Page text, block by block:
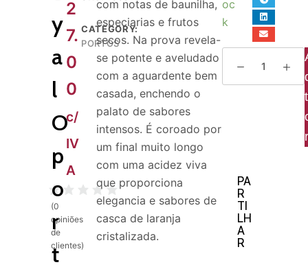
(0
opiniões
de
clientes)
y
a
l
O
p
o
r
t
2
7.
0
0
c/
IV
A
CATEGORY:
PORTOS
com notas de baunilha,
especiarias e frutos
secos. Na prova revela-
se potente e aveludado
com a aguardente bem
casada, enchendo o
palato de sabores
intensos. É coroado por
um final muito longo
com uma acidez viva
que proporciona
elegancia e sabores de
casca de laranja
cristalizada.
oc
k
PA
R
TI
LH
A
R